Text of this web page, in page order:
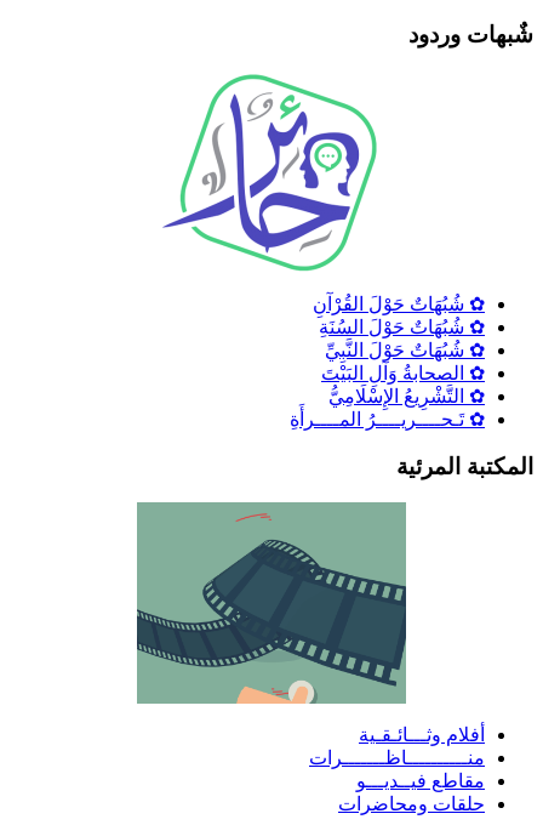
وردود
✿ شُبُهَاتٌ حَوْلَ القُرْآنِ
✿ شُبُهَاتٌ حَوْلَ السُنَةِ
✿ شُبُهَاتٌ حَوْلَ النَّبِيِّ
✿ الصحابةُ وَآلِ البَيْتَ
✿ التَّشْرِيعُ الإِسْلَامِيُّ
✿ تَـحــــريــــرُ المــــرأَةِ
المرئية
أفلام وثـــائـقـية
منــــــــــاظـــــــرات
مقاطع فيــديـــو
حلقات ومحاضرات